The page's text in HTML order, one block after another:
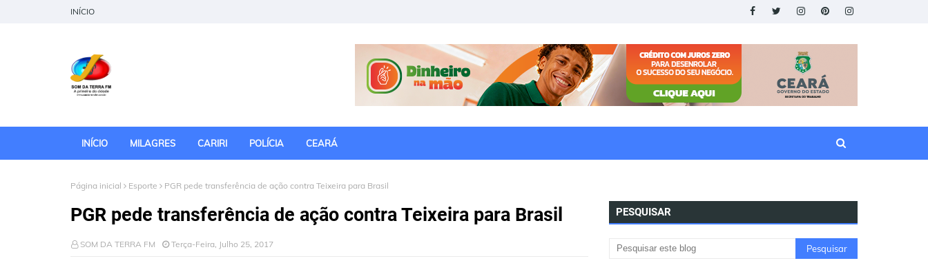
INÍCIO
INÍCIO MILAGRES CARIRI POLÍCIA CEARÁ
Página inicial Esporte PGR pede transferência de ação contra Teixeira para Brasil
PGR pede transferência de ação contra Teixeira para Brasil
SOM DA TERRA FM Terça-Feira, Julho 25, 2017
PESQUISAR